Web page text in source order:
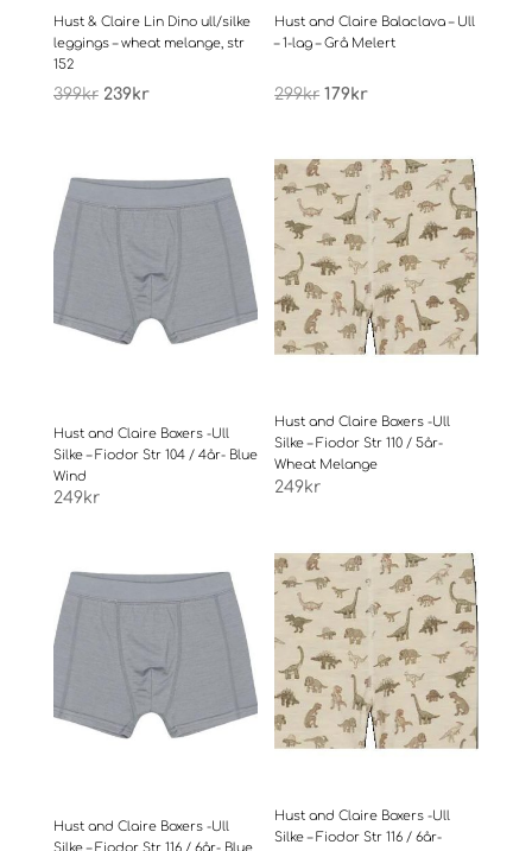
Hust & Claire Lin Dino ull/silke
leggings – wheat melange, str
152
399kr
Opprinnelig
399kr.
239kr
239kr.
Hust and Claire Balaclava – Ull
– 1-lag – Grå Melert
299kr
Opprinnelig
299kr.
179kr
179kr.
Hust and Claire Boxers -Ull
Silke – Fiodor Str 104 / 4år- Blue
Wind
249kr
Hust and Claire Boxers -Ull
Silke – Fiodor Str 110 / 5år-
Wheat Melange
249kr
Hust and Claire Boxers -Ull
Hust and Claire Boxers -Ull
Silke – Fiodor Str 116 / 6år-